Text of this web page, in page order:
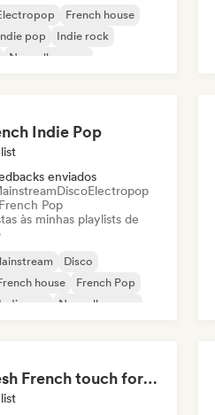
French house
pop
Indie rock
Nouvelle scene
Indie Pop
enviados
DiscoElectropop
French Pop
às minhas playlists de
Disco
house
French Pop
Indie pop Nouvelle scene
Fresh French touch for fresh pop songs